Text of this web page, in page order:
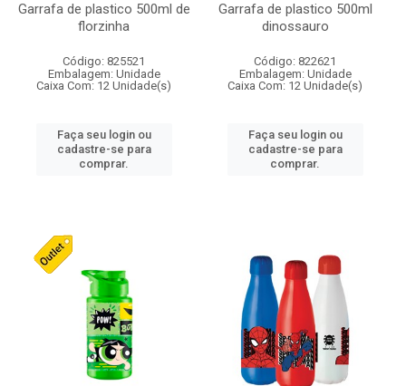
Garrafa de plastico 500ml de
florzinha
Código: 825521
Embalagem: Unidade
Caixa Com: 12 Unidade(s)
Faça seu login ou
cadastre-se para
comprar.
Garrafa de plastico 500ml
dinossauro
Código: 822621
Embalagem: Unidade
Caixa Com: 12 Unidade(s)
Faça seu login ou
cadastre-se para
comprar.